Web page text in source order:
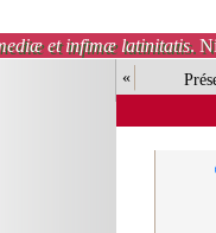
et infimæ latinitatis.
«